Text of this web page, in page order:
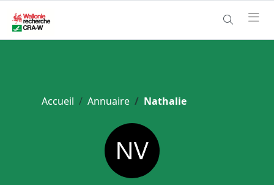
Accueil Annuaire Nathalie